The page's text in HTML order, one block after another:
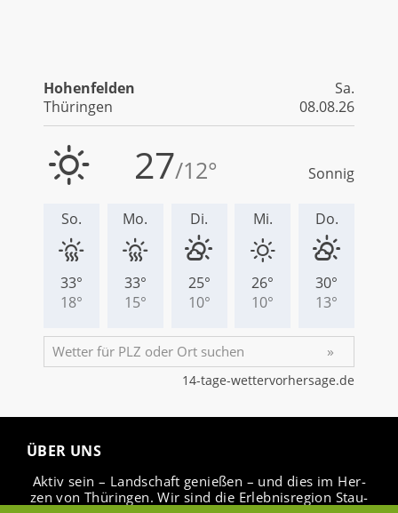
ÜBER UNS
Aktiv sein – Land­schaft ge­nie­ßen – und dies im Her­
zen von Thü­rin­gen. Wir sind die Er­leb­nis­re­gi­on Stau­